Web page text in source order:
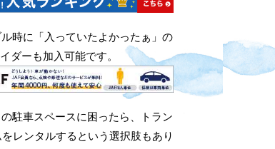
時に「入っていたよかったぁ」の
ダーも加入可能です。
駐車スペースに困ったら、トラン
レンタルするという選択肢もあり